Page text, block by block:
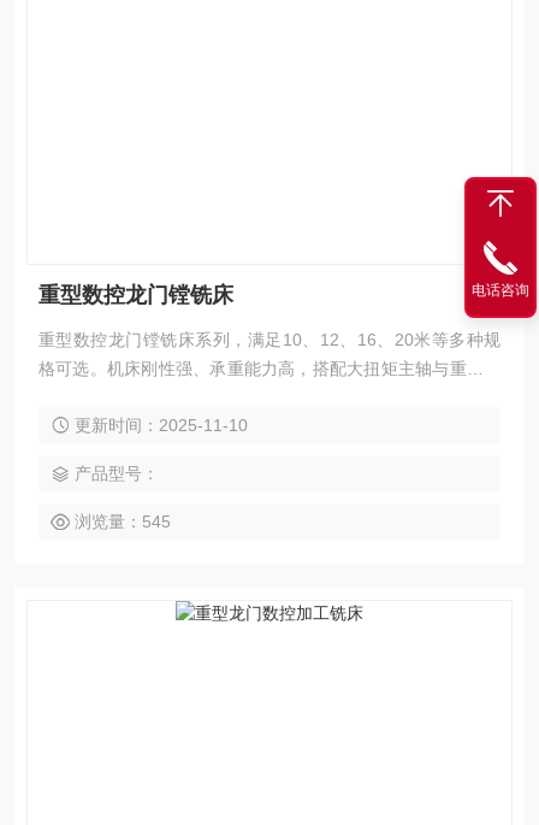
重型数控龙门镗铣床
重型数控龙门镗铣床系列，满足10、12、16、20米等多种规
格可选。机床刚性强、承重能力高，搭配大扭矩主轴与重载滚
削。适用于能源装备、船舶制造、轨道交通、模具钢件、工程
锪、攻丝及多面联动加工。整机支持模块化定制，可根据工件
重量、加工区域与工艺特性灵活选配。
更新时间：2025-11-10
产品型号：
浏览量：545
电话咨询